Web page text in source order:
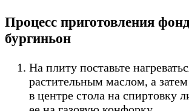
Процесс приготовления
бургиньон
На плиту поставьте
растительным маслом, а затем
в центре стола на спиртовку